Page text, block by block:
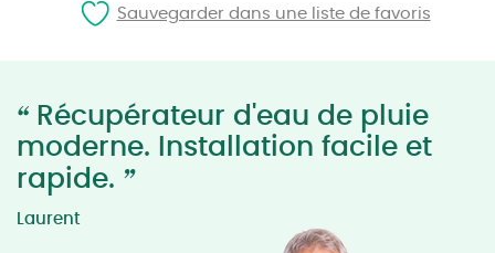
“ Récupérateur d'eau de pluie
moderne. Installation facile et
rapide. ”
Laurent
Sauvegarder dans une liste de favoris